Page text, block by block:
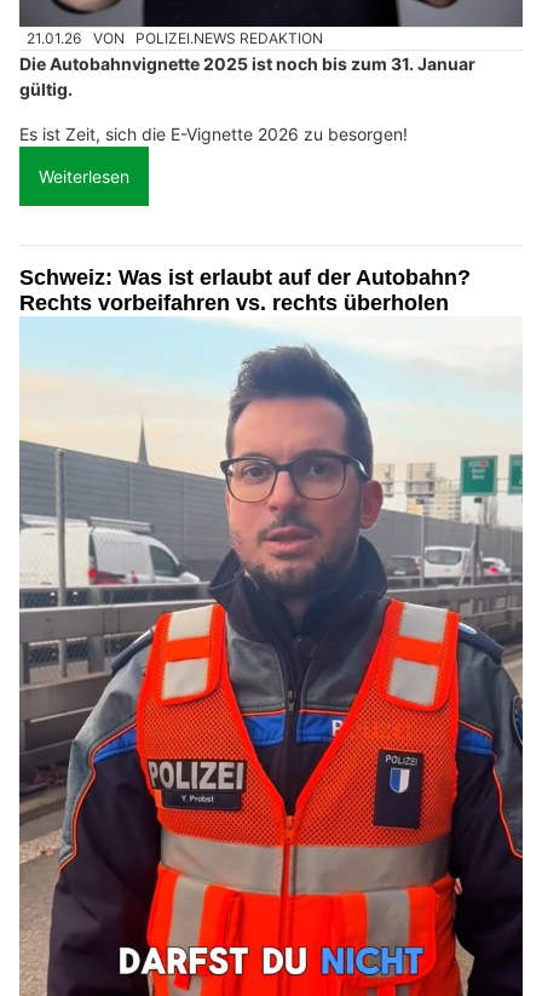
21.01.26 VON POLIZEI.NEWS REDAKTION
Die Autobahnvignette 2025 ist noch bis zum 31. Januar
gültig.
Es ist Zeit, sich die E-Vignette 2026 zu besorgen!
Weiterlesen
Schweiz: Was ist erlaubt auf der Autobahn?
Rechts vorbeifahren vs. rechts überholen